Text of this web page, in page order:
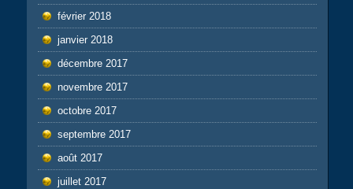
février 2018
janvier 2018
décembre 2017
novembre 2017
octobre 2017
septembre 2017
août 2017
juillet 2017